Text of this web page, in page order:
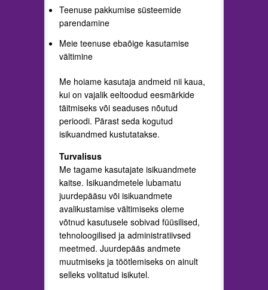
Teenuse pakkumise süsteemide
parendamine
Meie teenuse ebaõige kasutamise
vältimine
Me hoiame kasutaja andmeid nii kaua,
kui on vajalik eeltoodud eesmärkide
täitmiseks või seaduses nõutud
perioodi. Pärast seda kogutud
isikuandmed kustutatakse.
Turvalisus
Me tagame kasutajate isikuandmete
kaitse. Isikuandmetele lubamatu
juurdepääsu või isikuandmete
avalikustamise vältimiseks oleme
võtnud kasutusele sobivad füüsilised,
tehnoloogilised ja administratiivsed
meetmed. Juurdepääs andmete
muutmiseks ja töötlemiseks on ainult
selleks volitatud isikutel.